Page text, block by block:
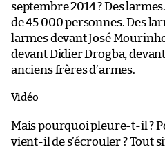
septembre 2014 ? Des
de 45 000 personnes. Des
larmes devant José
devant Didier Drogba,
anciens frères d’armes.
Vidéo
Mais pourquoi pleure-t-il ?
vient-il de s’écrouler ? Tout